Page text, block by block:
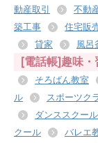
動産取引
不動
築工事
住宅販
貸家
風呂
[電話帳]趣味・
そろばん教室
ル
スポーツク
ダンススクー
クール
バレエ